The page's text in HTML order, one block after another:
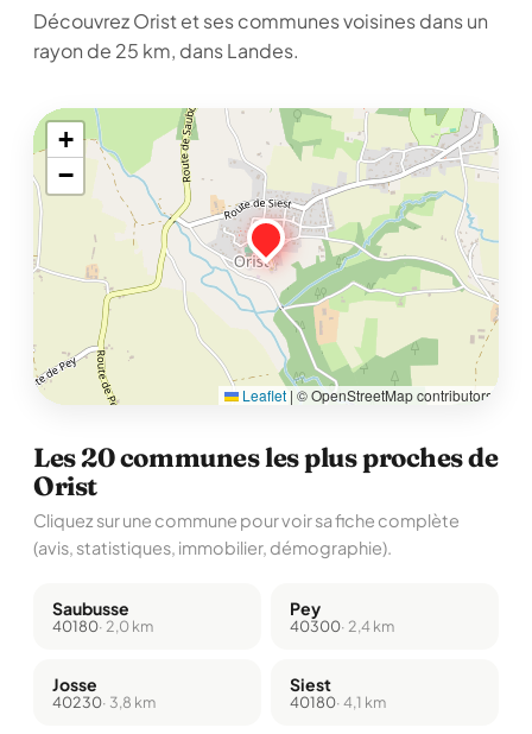
Découvrez Orist et ses communes voisines dans un
rayon de 25 km, dans Landes.
+
−
Leaflet | © OpenStreetMap contributors
Les 20 communes les plus proches de
Orist
Cliquez sur une commune pour voir sa fiche complète
(avis, statistiques, immobilier, démographie).
Saubusse
40180· 2,0 km
Pey
40300· 2,4 km
Josse
40230· 3,8 km
Siest
40180· 4,1 km